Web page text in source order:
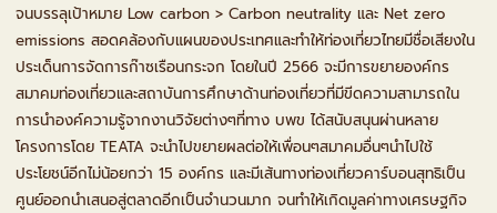
จนบรรลุเป้าหมาย Low carbon > Carbon neutrality และ Net zero
emissions สอดคล้องกับแผนของประเทศและทำให้ท่องเที่ยวไทยมีชื่อเสียงใน
ประเด็นการจัดการก๊าซเรือนกระจก โดยในปี 2566 จะมีการขยายองค์กร
สมาคมท่องเที่ยวและสถาบันการศึกษาด้านท่องเที่ยวที่มีขีดความสามารถใน
การนำองค์ความรู้จากงานวิจัยต่างๆที่ทาง บพข ได้สนับสนุนผ่านหลาย
โครงการโดย TEATA จะนำไปขยายผลต่อให้เพื่อนๆสมาคมอื่นๆนำไปใช้
ประโยชน์อีกไม่น้อยกว่า 15 องค์กร และมีเส้นทางท่องเที่ยวคาร์บอนสุทธิเป็น
ศูนย์ออกนำเสนอสู่ตลาดอีกเป็นจำนวนมาก จนทำให้เกิดมูลค่าทางเศรษฐกิจ